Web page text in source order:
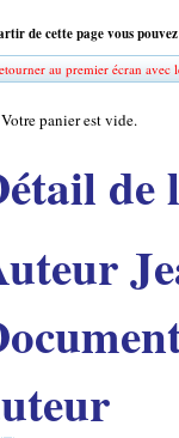
de cette page vous
au premier écran avec
de